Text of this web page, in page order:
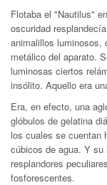
Flotaba el "Nautilus"
oscuridad
animalillos luminosos,
metálico del aparato.
luminosas ciertos
insólito. Aquello era
Era, en efecto, una
glóbulos de gelatina
los cuales se cuentan
cúbicos de agua. Y
resplandores
fosforescentes.